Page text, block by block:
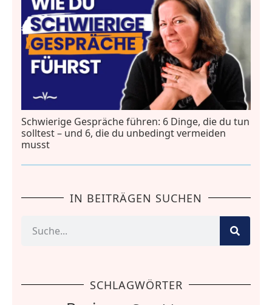
Schwierige Gespräche führen: 6 Dinge, die du tun
solltest – und 6, die du unbedingt vermeiden
musst
IN BEITRÄGEN SUCHEN
SCHLAGWÖRTER